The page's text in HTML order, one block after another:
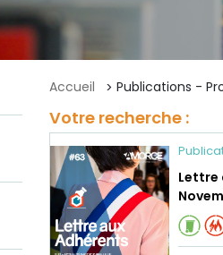
Accueil Publications -
Votre recherche :
Lettre